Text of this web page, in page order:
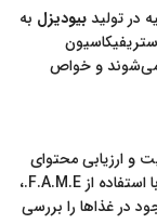
بیودیزل به
می‌شوند و خواص
و ارزیابی محتوای
چربی در محصولات غذایی استفاده می‌شود. با استفاده از F.A.M.E.،
در غذاها را بررسی